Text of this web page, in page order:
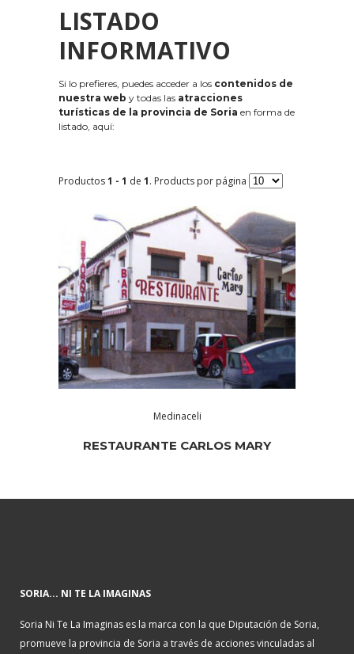
LISTADO
INFORMATIVO
Si lo prefieres, puedes acceder a los contenidos de
nuestra web y todas las atracciones
turísticas de la provincia de Soria en forma de
listado, aquí:
Productos1 - 1 de 1. Products por página
Medinaceli
RESTAURANTE CARLOS MARY
SORIA... NI TE LA IMAGINAS
Soria Ni Te La Imaginas es la marca con la que Diputación de Soria,
promueve la provincia de Soria a través de acciones vinculadas al